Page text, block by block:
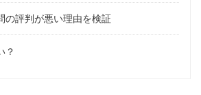
の評判が悪い理由を検証
？